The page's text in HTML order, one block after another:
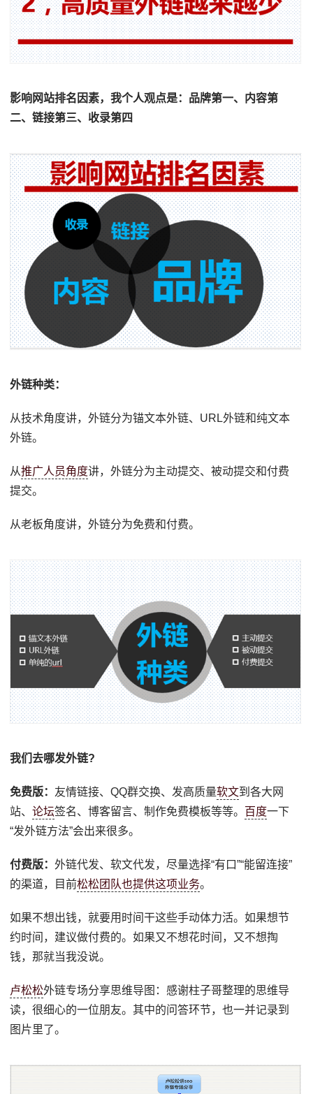
影响网站排名因素，我个人观点是：品牌第一、内容第
二、链接第三、收录第四
外链种类：
从技术角度讲，外链分为锚文本外链、URL外链和纯文本
外链。
从推广人员角度讲，外链分为主动提交、被动提交和付费
提交。
从老板角度讲，外链分为免费和付费。
我们去哪发外链?
免费版： 友情链接、QQ群交换、发高质量软文到各大网
站、论坛签名、博客留言、制作免费模板等等。 百度一下
“发外链方法”会出来很多。
付费版：外链代发、软文代发，尽量选择“有口”“能留连接”
的渠道，目前松松团队也提供这项业务。
如果不想出钱，就要用时间干这些手动体力活。如果想节
约时间，建议做付费的。如果又不想花时间，又不想掏
钱，那就当我没说。
卢松松外链专场分享思维导图：感谢柱子哥整理的思维导
读，很细心的一位朋友。其中的问答环节，也一并记录到
图片里了。